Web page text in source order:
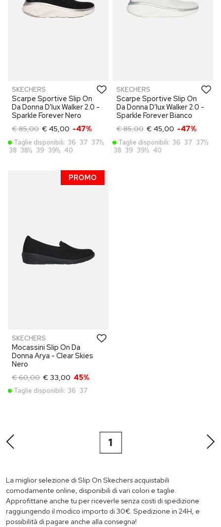
SKECHERS
Scarpe Sportive Slip On
Da Donna D'lux Walker 2.0 -
Sparkle Forever Nero
€ 85,00 € 45,00 -47%
Taglie disponibili: 36 37 37½
38 38½ 39 39½ 40
SKECHERS
Scarpe Sportive Slip On
Da Donna D'lux Walker 2.0 -
Sparkle Forever Bianco
€ 85,00 € 45,00 -47%
Taglie disponibili: 36 37 37½
38 39 39½ 40
PROMO
SKECHERS
Mocassini Slip On Da
Donna Arya - Clear Skies
Nero
€ 60,00 € 33,00 45%
Taglie disponibili: 36 37
1
La miglior selezione di Slip On Skechers acquistabili
comodamente online, disponibili di vari colori e taglie.
Approfittane anche tu per riceverle senza costi di spedizione
raggiungendo il modico importo di 30€. Spedizione in 24H, e
possibilità di pagare anche alla consegna!